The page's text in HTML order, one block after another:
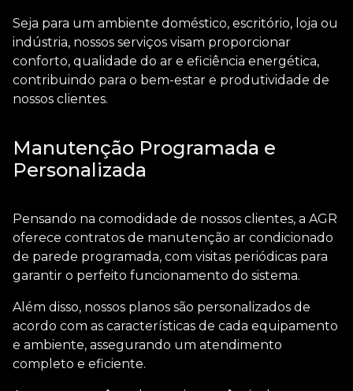
Seja para um ambiente doméstico, escritório, loja ou
indústria, nossos serviços visam proporcionar
conforto, qualidade do ar e eficiência energética,
contribuindo para o bem-estar e produtividade de
nossos clientes.
Manutenção Programada e
Personalizada
Pensando na comodidade de nossos clientes, a AGR
oferece contratos de manutenção ar condicionado
de parede programada, com visitas periódicas para
garantir o perfeito funcionamento do sistema.
Além disso, nossos planos são personalizados de
acordo com as características de cada equipamento
e ambiente, assegurando um atendimento
completo e eficiente.